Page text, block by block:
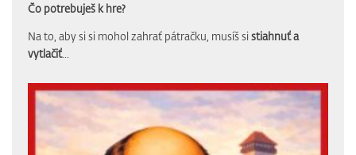
Čo potrebuješ k hre?
Na to, aby si si mohol zahrať pátračku, musíš sistiahnuť a
vytlačiť...